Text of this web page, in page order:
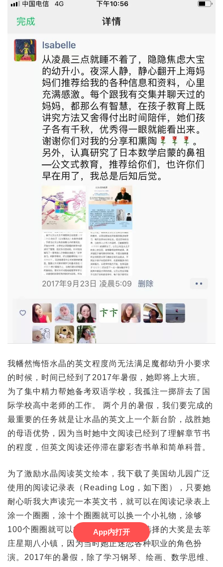
我幡然悔悟水晶的英文程度尚无法满足魔都幼升小要求
的时候，时间已经到了2017年暑假，她即将上大班。
为了集中精力帮她备考双语学校，我孤注一掷辞去了国
际学校高中老师的工作。 两个月的暑假，我们要完成的
最重要的任务就是让水晶的英文上一个新台阶，战胜她
的母语优势，因为当时她中文阅读已经到了理解章节书
的程度，但英文阅读还停滞在廖彩杏书单和简单科普。
为了激励水晶阅读英文绘本，我下载了美国幼儿园广泛
使用的阅读记录表（Reading Log，如下图），只要她
耐心听我大声读完一本英文书，就可以在阅读记录表上
涂一个圈圈，涂十个圈圈就可以换一个小礼物，涂够
100个圈圈就可以得到她的大奖。 她选择的大奖是去莘
庄星期八小镇，因为当时她正迷恋各种职业的角色扮
演。2017年的暑假，除了学习钢琴、绘画、数学思维、
App内打开